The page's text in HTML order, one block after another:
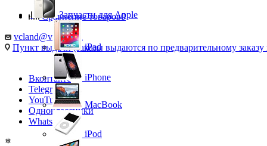
Сравнение товаров0
vcland@vcland.ru
Пункт выдачи (заказы выдаются по предварительному заказу
Вконтакте
Telegram
YouTube
Одноклассники
WhatsApp
❅
Запчасти для Apple
iPad
iPhone
MacBook
iPod